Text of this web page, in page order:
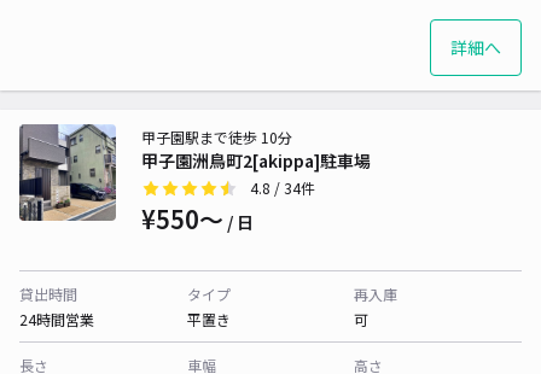
詳細へ
甲子園洲鳥町2[akippa]駐車場
甲子園駅まで徒歩 10分
4.8 / 34件
¥550〜 / 日
貸出時間
24時間営業
タイプ
平置き
再入庫
可
長さ
車幅
高さ